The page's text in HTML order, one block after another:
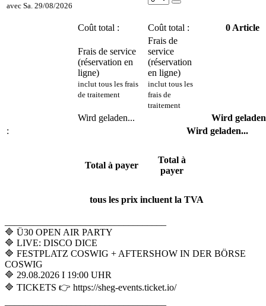
avec Sa. 29/08/2026
Coût total : Coût total : 0Article
Frais de service
(réservation en
ligne)
inclut tous les frais
de traitement
Frais de
service
(réservation
en ligne)
inclut tous les
frais de
traitement
Wird geladen...
Wird
:
Wird geladen...
Total à payer
Total à
payer
tous les prix incluent la TVA
🔷 Ü30 OPEN AIR PARTY
🔷 LIVE: DISCO DICE
🔷 FESTPLATZ COSWIG + AFTERSHOW IN DER BÖRSE
COSWIG
🔷 29.08.2026 I 19:00 UHR
🔷 TICKETS 👉 https://sheg-events.ticket.io/